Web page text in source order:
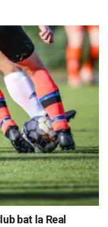
bat la Real